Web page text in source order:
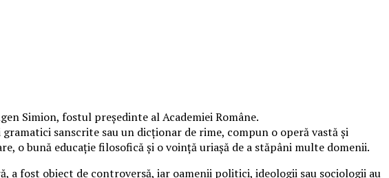
Simion, fostul preşedinte al Academiei Române.
sanscrite sau un dicţionar de rime, compun o operă vastă şi
o bună educaţie filosofică şi o voinţă uriaşă de a stăpâni multe domenii.
a fost obiect de controversă, iar oamenii politici, ideologii sau sociologii au